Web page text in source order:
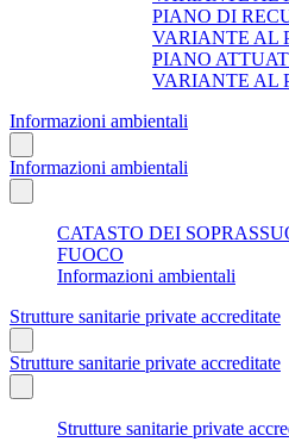
PIANO DI
VARIANTE AL
PIANO
VARIANTE AL
Informazioni ambientali
Informazioni ambientali
CATASTO DEI
FUOCO
Informazioni ambientali
Strutture sanitarie private accreditate
Strutture sanitarie private accreditate
Strutture sanitarie private